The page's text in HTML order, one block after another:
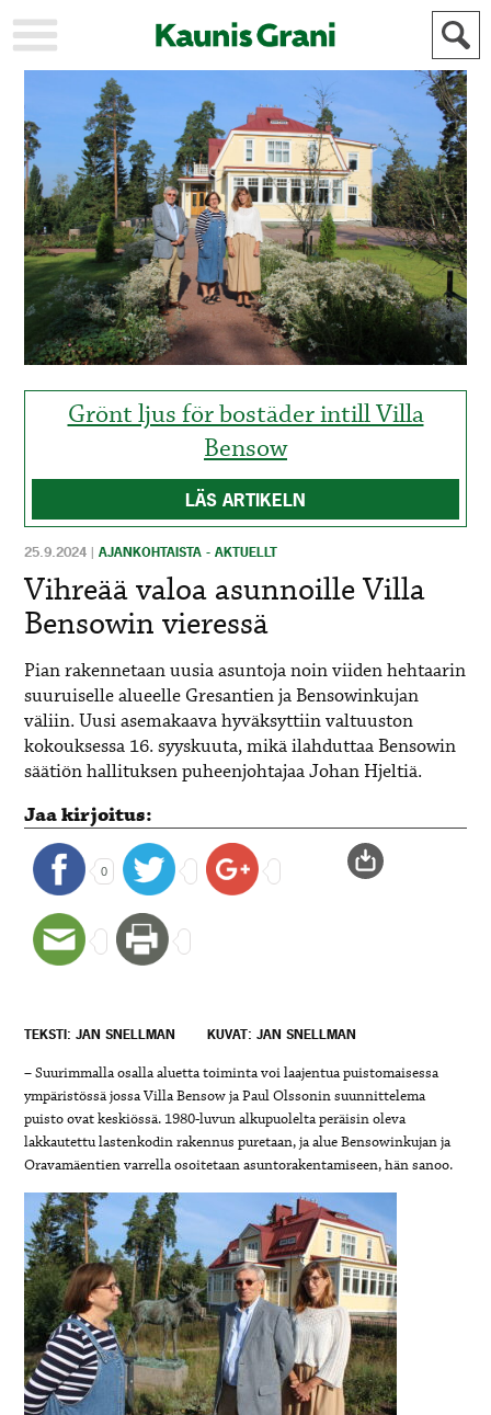
KAUPUNKI
STADEN
AJANKOHTAISTA
AKTUELLT
URHEILU
IDROTT
KULTTUURI
KULTUR
HISTORIA
HISTORIA
YLEINEN
ALLMÄN
MAINOSTAJILLE
FÖR
ANNONSÖRER
Grönt ljus för bostäder intill Villa
Bensow
LÄS ARTIKELN
25.9.2024 |AJANKOHTAISTA - AKTUELLT
Vihreää valoa asunnoille Villa
Bensowin vieressä
Pian rakennetaan uusia asuntoja noin viiden hehtaarin
suuruiselle alueelle Gresantien ja Bensowinkujan
väliin. Uusi asemakaava hyväksyttiin valtuuston
kokouksessa 16. syyskuuta, mikä ilahduttaa Bensowin
säätiön hallituksen puheenjohtajaa Johan Hjeltiä.
Jaa kirjoitus:
0
TEKSTI: JAN SNELLMAN KUVAT: JAN SNELLMAN
– Suurimmalla osalla aluetta toiminta voi laajentua puistomaisessa
ympäristössä jossa Villa Bensow ja Paul Olssonin suunnittelema
puisto ovat keskiössä. 1980-luvun alkupuolelta peräisin oleva
lakkautettu lastenkodin rakennus puretaan, ja alue Bensowinkujan ja
Oravamäentien varrella osoitetaan asuntorakentamiseen, hän sanoo.